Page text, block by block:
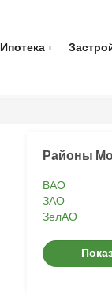
Ипотека
Районы
ВАО
ЗАО
ЗелАО